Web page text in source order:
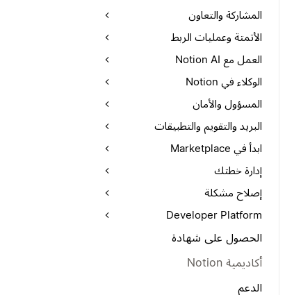
المشاركة والتعاون
الأتمتة وعمليات الربط
العمل مع Notion AI
الوكلاء في Notion
المسؤول والأمان
البريد والتقويم والتطبيقات
ابدأ في Marketplace
إدارة خطتك
إصلاح مشكلة
Developer Platform
الحصول على شهادة
أكاديمية Notion
الدعم